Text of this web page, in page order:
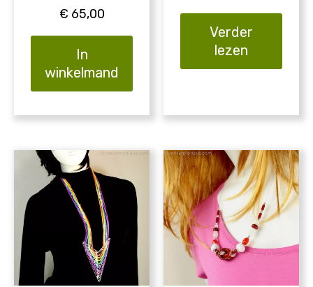
€ 65,00
In
winkelmand
Verder
lezen